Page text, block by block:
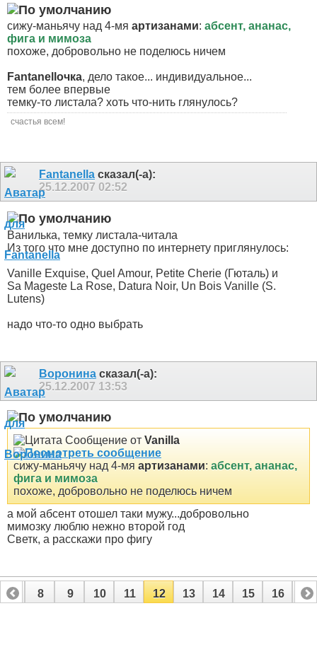
сижу-маньячу над 4-мя артизанами: абсент, ананас,
фига и мимоза
похоже, добровольно не поделюсь ничем
Fantanellочка, дело такое... индивидуальное...
тем более впервые
темку-то листала? хоть что-нить глянулось?
счастья всем!
Fantanella сказал(-а):
25.12.2007 02:52
Bанилька, темку листала-читала
Из того что мне доступно по интернету приглянулось:
Vanille Exquise, Quel Amour, Petite Cherie (Гюталь) и
Sa Mageste La Rose, Datura Noir, Un Bois Vanille (S.
Lutens)
надо что-то одно выбрать
Воронина сказал(-а):
25.12.2007 13:53
Сообщение от Vanilla
сижу-маньячу над 4-мя артизанами: абсент, ананас,
фига и мимоза
похоже, добровольно не поделюсь ничем
а мой абсент отошел таки мужу...добровольно
мимозку люблю нежно второй год
Светк, а расскажи про фигу
7 8 9 10 11 12 13 14 15 16 17